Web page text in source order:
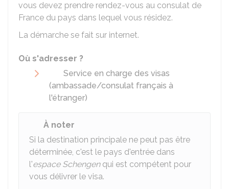
vous devez prendre rendez-vous au consulat de
France du pays dans lequel vous résidez.
La démarche se fait sur internet.
Où s'adresser ?
Service en charge des visas
(ambassade/consulat français à
l'étranger)
À noter
Si la destination principale ne peut pas être
déterminée, c'est le pays d'entrée dans
l'espace Schengenqui est compétent pour
vous délivrer le visa.